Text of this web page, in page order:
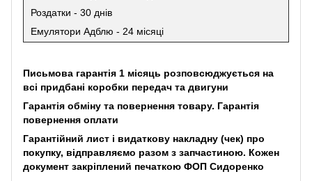
Роздатки - 30 днів
Емулятори Адблю - 24 місяці
Письмова гарантія 1 місяць розповсюджується на
всі придбані коробки передач та двигуни
Гарантія обміну та повернення товару. Гарантія
повернення оплати
Гарантійний лист і видаткову накладну (чек) про
покупку, відправляємо разом з запчастиною. Кожен
документ закріплений печаткою ФОП Сидоренко